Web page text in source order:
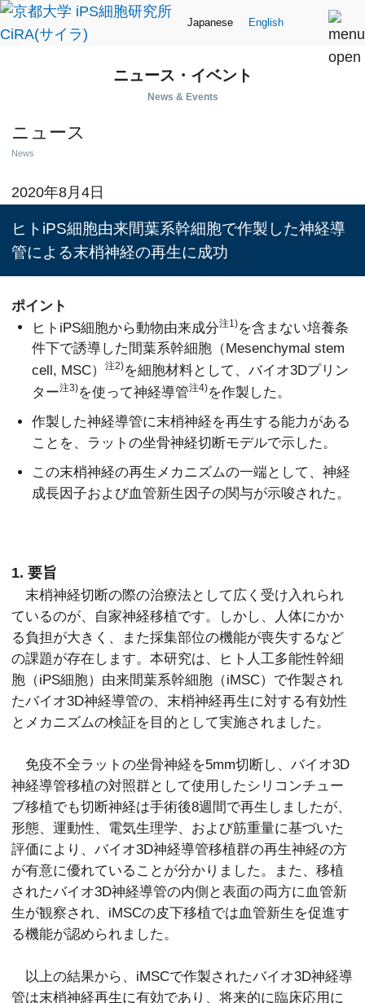
Japanese English
ニュース・イベント
News & Events
ニュース
News
2020年8月4日
ヒトiPS細胞由来間葉系幹細胞で作製した神経導
管による末梢神経の再生に成功
ポイント
ヒトiPS細胞から動物由来成分注1)を含まない培養条
件下で誘導した間葉系幹細胞（Mesenchymal stem
cell, MSC）注2)を細胞材料として、バイオ3Dプリン
ター注3)を使って神経導管注4)を作製した。
作製した神経導管に末梢神経を再生する能力がある
ことを、ラットの坐骨神経切断モデルで示した。
この末梢神経の再生メカニズムの一端として、神経
成長因子および血管新生因子の関与が示唆された。
1. 要旨
末梢神経切断の際の治療法として広く受け入れられ
ているのが、自家神経移植です。しかし、人体にかか
る負担が大きく、また採集部位の機能が喪失するなど
の課題が存在します。本研究は、ヒト人工多能性幹細
胞（iPS細胞）由来間葉系幹細胞（iMSC）で作製され
たバイオ3D神経導管の、末梢神経再生に対する有効性
とメカニズムの検証を目的として実施されました。
免疫不全ラットの坐骨神経を5mm切断し、バイオ3D
神経導管移植の対照群として使用したシリコンチュー
ブ移植でも切断神経は手術後8週間で再生しましたが、
形態、運動性、電気生理学、および筋重量に基づいた
評価により、バイオ3D神経導管移植群の再生神経の方
が有意に優れていることが分かりました。また、移植
されたバイオ3D神経導管の内側と表面の両方に血管新
生が観察され、iMSCの皮下移植では血管新生を促進す
る機能が認められました。
以上の結果から、iMSCで作製されたバイオ3D神経導
管は末梢神経再生に有効であり、将来的に臨床応用に